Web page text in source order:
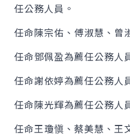
任公務人員。
任命陳宗佑、傅淑慧、曾
任命鄧佩盈為薦任公務人
任命謝依婷為薦任公務人
任命陳光輝為薦任公務人
任命王瓊愼、蔡美慧、王